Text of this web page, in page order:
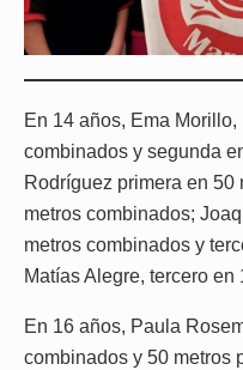
En 14 años, Ema
combinados y segunda
Rodríguez primera en
metros combinados;
metros combinados y
Matías Alegre, tercero
En 16 años, Paula
combinados y 50 metros